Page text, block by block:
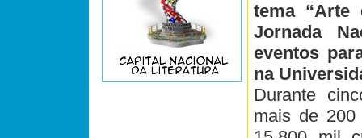
tema “Arte
Jornada
eventos
na
Durante
mais de